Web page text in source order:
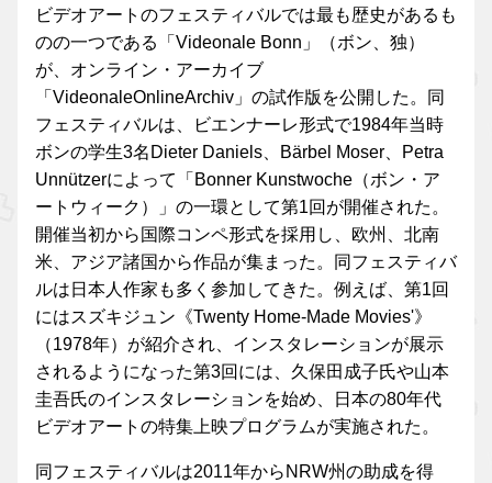
ビデオアートのフェスティバルでは最も歴史があるも
のの一つである「Videonale Bonn」（ボン、独）
が、オンライン・アーカイブ
「VideonaleOnlineArchiv」の試作版を公開した。同
フェスティバルは、ビエンナーレ形式で1984年当時
ボンの学生3名Dieter Daniels、Bärbel Moser、Petra
Unnützerによって「Bonner Kunstwoche（ボン・ア
ートウィーク）」の一環として第1回が開催された。
開催当初から国際コンペ形式を採用し、欧州、北南
米、アジア諸国から作品が集まった。同フェスティバ
ルは日本人作家も多く参加してきた。例えば、第1回
にはスズキジュン《Twenty Home-Made Movies'》
（1978年）が紹介され、インスタレーションが展示
されるようになった第3回には、久保田成子氏や山本
圭吾氏のインスタレーションを始め、日本の80年代
ビデオアートの特集上映プログラムが実施された。
同フェスティバルは2011年からNRW州の助成を得